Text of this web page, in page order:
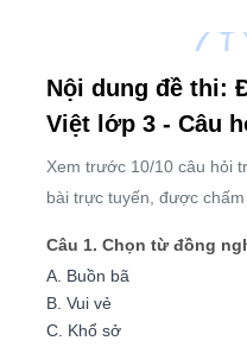
Nội dung đề thi:
Việt lớp 3 - Câu
Xem trước 10/10 câu hỏi
bài trực tuyến, được
Câu 1. Chọn từ đồng
A. Buồn bã
B. Vui vẻ
C. Khổ sở